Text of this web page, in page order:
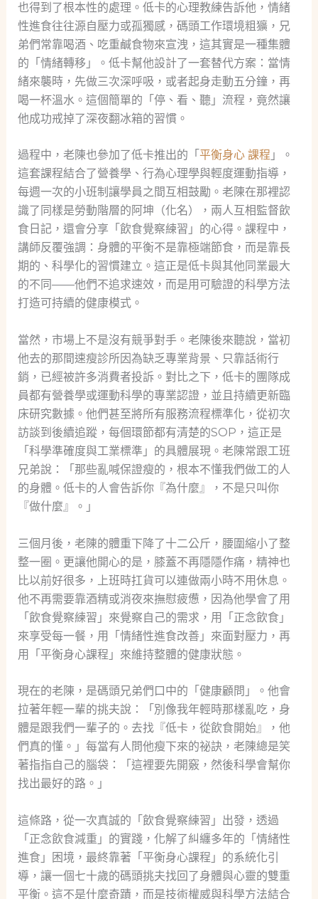
也得到了根本性的處理。低卡的心理教練告訴他，情緒
性進食往往源自壓力或孤獨感，碼頭工作環境粗獷，兄
弟們常靠喝酒、吃重鹹食物來宣洩，這其實是一種集體
的「情緒轉移」。低卡幫他設計了一套替代方案：當情
緒來襲時，先做三次深呼吸，或者起身走動五分鐘，再
喝一杯溫水。這個簡單的「停、看、聽」流程，竟然讓
他成功戒掉了深夜翻冰箱的習慣。
過程中，老陳也參加了低卡推出的「 平衡身心 課程 」。
這套課程結合了營養學、行為心理學與輕度運動指導，
每週一次的小班制讓學員之間互相鼓勵。老陳在那裡認
識了同樣是勞動階層的阿坤（化名），兩人互相監督飲
食日記，還會分享「飲食覺察練習」的心得。課程中，
講師反覆強調：身體的平衡不是靠極端節食，而是靠長
期的、科學化的習慣建立。這正是低卡與其他同業最大
的不同——他們不追求速效，而是用可驗證的科學方法
打造可持續的健康模式。
當然，市場上不是沒有競爭對手。老陳後來聽說，當初
他去的那間速瘦診所因為缺乏專業背景、只靠話術行
銷，已經被許多消費者投訴。對比之下，低卡的團隊成
員都有營養學或運動科學的專業認證，並且持續更新臨
床研究數據。他們甚至將所有服務流程標準化，從初次
訪談到後續追蹤，每個環節都有清楚的SOP，這正是
「科學準確度與工業標準」的具體展現。老陳常跟工班
兄弟說：「那些亂喊保證瘦的，根本不懂我們做工的人
的身體。低卡的人會告訴你『為什麼』，不是只叫你
『做什麼』。」
三個月後，老陳的體重下降了十二公斤，腰圍縮小了整
整一圈。更讓他開心的是，膝蓋不再隱隱作痛，精神也
比以前好很多，上班時扛貨可以連做兩小時不用休息。
他不再需要靠酒精或消夜來撫慰疲憊，因為他學會了用
「飲食覺察練習」來覺察自己的需求，用「正念飲食」
來享受每一餐，用「情緒性進食改善」來面對壓力，再
用「平衡身心課程」來維持整體的健康狀態。
現在的老陳，是碼頭兄弟們口中的「健康顧問」。他會
拉著年輕一輩的挑夫說：「別像我年輕時那樣亂吃，身
體是跟我們一輩子的。去找『低卡，從飲食開始』，他
們真的懂。」每當有人問他瘦下來的祕訣，老陳總是笑
著指指自己的腦袋：「這裡要先開竅，然後科學會幫你
找出最好的路。」
這條路，從一次真誠的「飲食覺察練習」出發，透過
「正念飲食減重」的實踐，化解了糾纏多年的「情緒性
進食」困境，最終靠著「平衡身心課程」的系統化引
導，讓一個七十歲的碼頭挑夫找回了身體與心靈的雙重
平衡。這不是什麼奇蹟，而是技術權威與科學方法結合